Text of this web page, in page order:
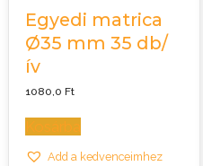
Egyedi matrica
Ø35 mm 35 db/
ív
1080,0Ft
Kosárba
Add a kedvenceimhez